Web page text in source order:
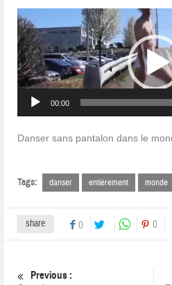
Lecteur
vidéo
00:00
Danser sans pantalon dans le
Tags: danser entièrement monde
share 0 0
Previous :